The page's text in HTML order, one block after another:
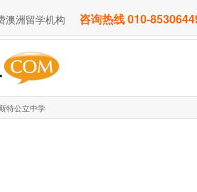
澳洲留学机构 咨询热线 010-
特公立中学